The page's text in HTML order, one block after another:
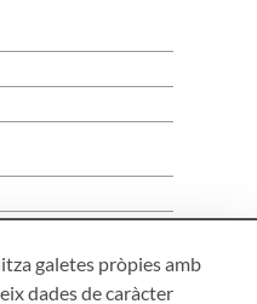
galetes pròpies amb
dades de caràcter